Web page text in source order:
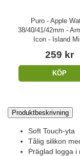
Puro - Apple
38/40/41/42mm -
Icon - Island
259 kr
KÖP
Produktbeskrivning
Soft Touch-yta
Tålig silikon
Präglad logga i